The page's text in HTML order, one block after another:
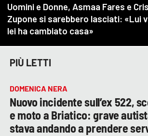
PIÙ LETTI
DOMENICA NERA
Nuovo incidente sull’ex 522,
e moto a Briatico: grave
stava andando a prendere